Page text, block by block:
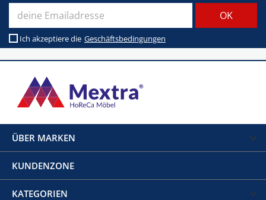
Ich akzeptiere die Geschäftsbedingungen
ÜBER MARKEN
KUNDENZONE
KATEGORIEN